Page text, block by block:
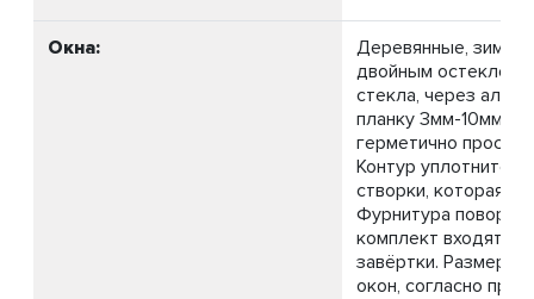
Окна:
Деревянные,
двойным
стекла, через
планку 3мм-10мм-
герметично
Контур
створки, которая
Фурнитура
комплект входят
завёртки. Размер и
окон, согласно